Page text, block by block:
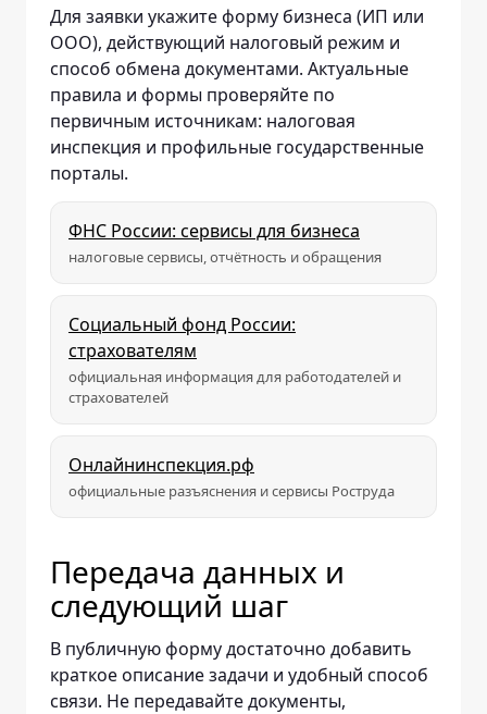
Для заявки укажите форму бизнеса (ИП или
ООО), действующий налоговый режим и
способ обмена документами. Актуальные
правила и формы проверяйте по
первичным источникам: налоговая
инспекция и профильные государственные
порталы.
ФНС России: сервисы для бизнеса
налоговые сервисы, отчётность и обращения
Социальный фонд России:
страхователям
официальная информация для работодателей и
страхователей
Онлайнинспекция.рф
официальные разъяснения и сервисы Роструда
Передача данных и
следующий шаг
В публичную форму достаточно добавить
краткое описание задачи и удобный способ
связи. Не передавайте документы,